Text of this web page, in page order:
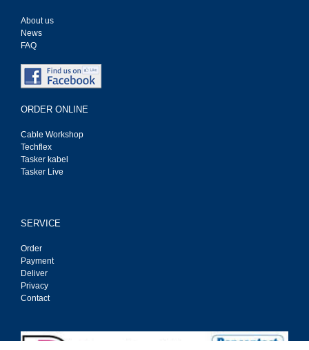
About us
News
FAQ
ORDER ONLINE
Cable Workshop
Techflex
Tasker kabel
Tasker Live
SERVICE
Order
Payment
Deliver
Privacy
Contact